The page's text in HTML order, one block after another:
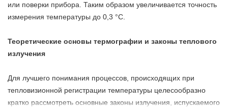
или поверки прибора. Таким образом увеличивается точность
измерения температуры до 0,3 °C.
Теоретические основы термографии и законы теплового
излучения
Для лучшего понимания процессов, происходящих при
тепловизионной регистрации температуры целесообразно
кратко рассмотреть основные законы излучения, испускаемого